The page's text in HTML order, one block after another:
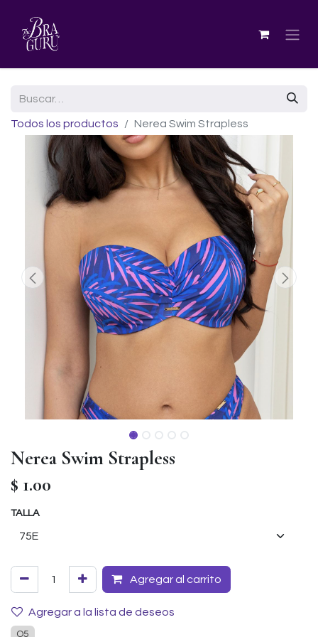
Todos los productos Nerea Swim Strapless
Nerea Swim Strapless
$ 1.00
TALLA
Agregar al carrito
Agregar a la lista de deseos
O5